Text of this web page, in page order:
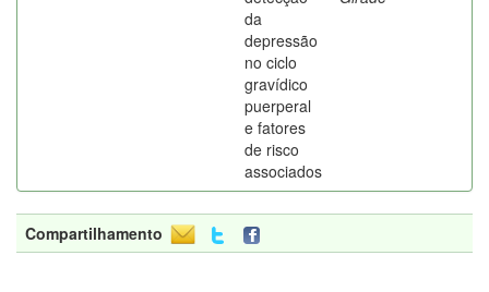
da
depressão
no ciclo
gravídico
puerperal
e fatores
de risco
associados
Compartilhamento